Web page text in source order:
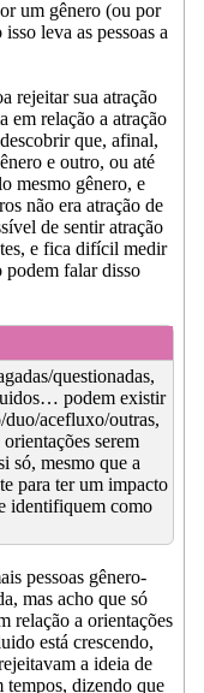
um gênero (ou por
leva as pessoas a
rejeitar sua atração
em relação a atração
que, afinal,
e outro, ou até
mesmo gênero, e
não era atração de
de sentir atração
e fica difícil medir
podem falar disso
questionadas,
podem existir
duo/acefluxo/outras,
serem
só, mesmo que a
para ter um impacto
identifiquem como
pessoas gênero-
mas acho que só
relação a orientações
está crescendo,
a ideia de
tempos, dizendo que